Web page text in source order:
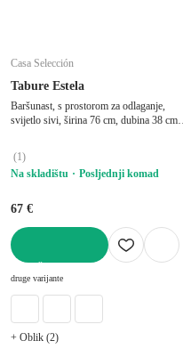
Casa Selección
Tabure Estela
Baršunast, s prostorom za odlaganje,
svijetlo sivi, širina 76 cm, dubina 38 cm,
(1)
Na skladištu
Posljednji komad
67 €
druge varijante
+ Oblik (2)